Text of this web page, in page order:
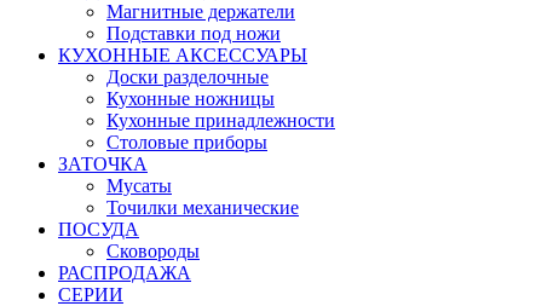
Магнитные держатели
Подставки под ножи
КУХОННЫЕ АКСЕССУАРЫ
Доски разделочные
Кухонные ножницы
Кухонные принадлежности
Столовые приборы
ЗАТОЧКА
Мусаты
Точилки механические
ПОСУДА
Сковороды
РАСПРОДАЖА
СЕРИИ